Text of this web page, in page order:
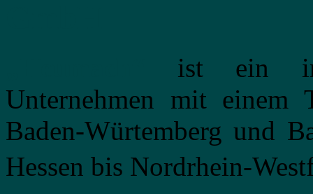
ist ein in
Unternehmen mit einem
Baden-Würtemberg und
Hessen bis Nordrhein-